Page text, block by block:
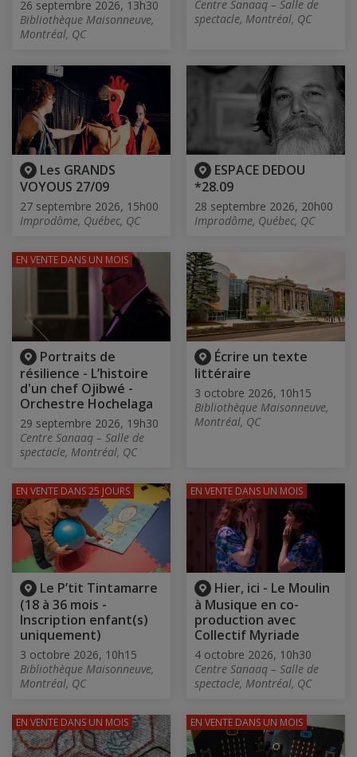
26 septembre 2026, 13h30
Bibliothèque Maisonneuve,
Montréal, QC
Centre Sanaaq – Salle de
spectacle, Montréal, QC
Les GRANDS
VOYOUS 27/09
27 septembre 2026, 15h00
Improdôme, Québec, QC
ESPACE DEDOU
*28.09
28 septembre 2026, 20h00
Improdôme, Québec, QC
Portraits de
résilience - L’histoire
d'un chef Ojibwé -
Orchestre Hochelaga
29 septembre 2026, 19h30
Centre Sanaaq – Salle de
spectacle, Montréal, QC
EN VENTE DANS UN MOIS
Écrire un texte
littéraire
3 octobre 2026, 10h15
Bibliothèque Maisonneuve,
Montréal, QC
Le P’tit Tintamarre
(18 à 36 mois -
Inscription enfant(s)
uniquement)
3 octobre 2026, 10h15
Bibliothèque Maisonneuve,
Montréal, QC
EN VENTE DANS 25 JOURS
Hier, ici - Le Moulin
à Musique en co-
production avec
Collectif Myriade
4 octobre 2026, 10h30
Centre Sanaaq – Salle de
spectacle, Montréal, QC
EN VENTE DANS UN MOIS
EN VENTE DANS UN MOIS EN VENTE DANS UN MOIS